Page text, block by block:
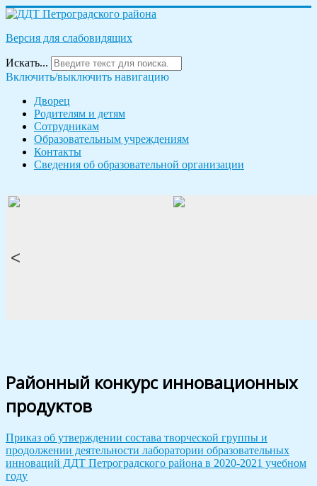
Версия для слабовидящих
Искать...
Включить/выключить навигацию
Дворец
Родителям и детям
Сотрудникам
Образовательным учреждениям
Контакты
Сведения об образовательной организации
<
Районный конкурс инновационных
продуктов
Приказ об утверждении состава творческой группы и
продолжении деятельности лаборатории образовательных
инноваций ДДТ Петроградского района в 2020-2021 учебном
году